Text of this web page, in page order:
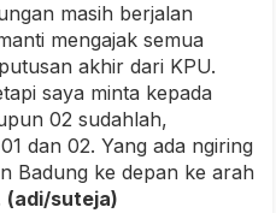
masih berjalan
mengajak semua
akhir dari KPU.
saya minta kepada
02 sudahlah,
dan 02. Yang ada ngiring
Badung ke depan ke arah
(adi/suteja)